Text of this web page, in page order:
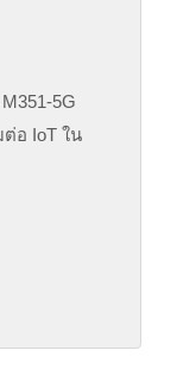
5G
อ IoT ใน